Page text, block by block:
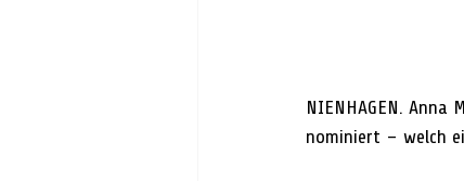
NIENHAGEN.
nominiert – welch